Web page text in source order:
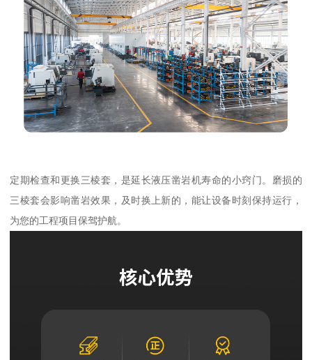
定期检查和更换三棱套，是延长液压凿岩机寿命的小窍门。磨损的
三棱套会影响凿岩效果，及时换上新的，能让设备时刻保持运行，
为您的工程项目保驾护航。